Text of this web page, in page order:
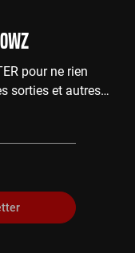
pour ne rien
sorties et autres